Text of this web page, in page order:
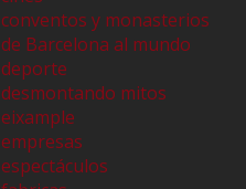
conventos y monasterios
de Barcelona al mundo
deporte
desmontando mitos
eixample
empresas
espectáculos